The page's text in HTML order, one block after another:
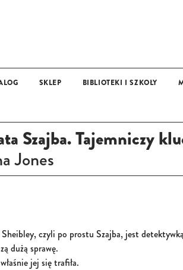
SKLEP BIBLIOTEKI I SZKOŁY
Szajba. Tajemniczy
Jones
czyli po prostu Szajba, jest
dużą sprawę.
jej się trafiła.